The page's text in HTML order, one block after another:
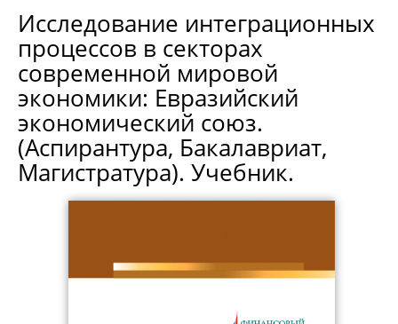
Исследование интеграционных
процессов в секторах
современной мировой
экономики: Евразийский
экономический союз.
(Аспирантура, Бакалавриат,
Магистратура). Учебник.